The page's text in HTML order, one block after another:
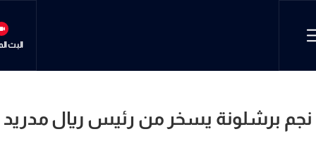
البث
نجم برشلونة يسخر من رئيس ريال مدريد